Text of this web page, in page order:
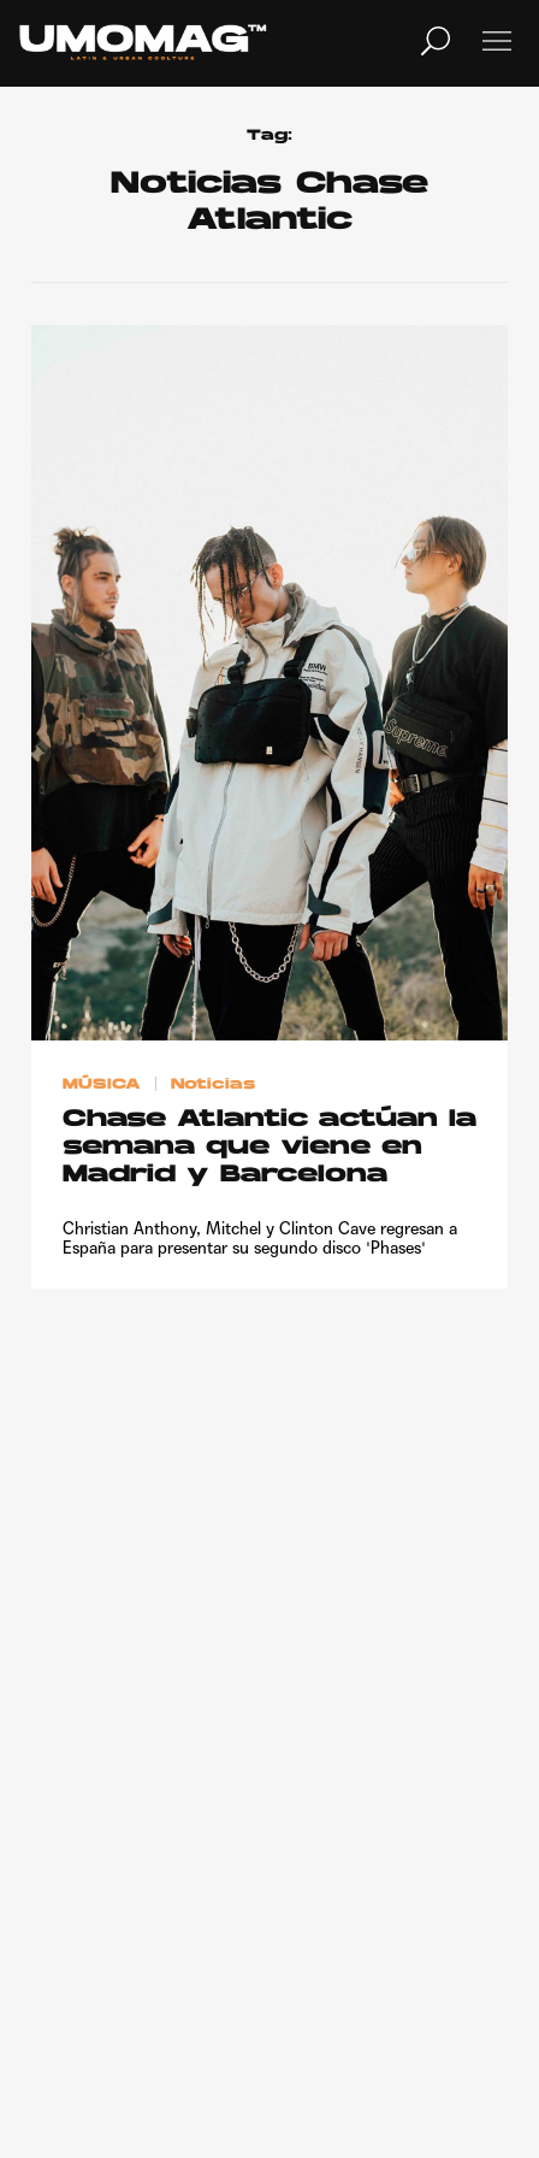
TV
Publicidad
Contacto
Aviso Legal
© 2015-2022 UMOMAG. PROPIEDAD DE UMO agency. TODOS LOS
DERECHOS RESERVADOS.
Tag:
Noticias Chase
Atlantic
MÚSICA Noticias
Chase Atlantic actúan la
semana que viene en
Madrid y Barcelona
Christian Anthony, Mitchel y Clinton Cave regresan a
España para presentar su segundo disco 'Phases'